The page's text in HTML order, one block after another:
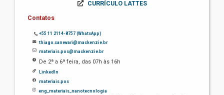
CURRÍCULO LATTES
Contatos
+55 11 2114-8757 (WhatsApp)
thiago.canevari@mackenzie.br
materiais.pos@mackenzie.br
De 2ª a 6ª feira, das 07h às 16h
LinkedIn
materiais.pos
eng_materiais_nanotecnologia